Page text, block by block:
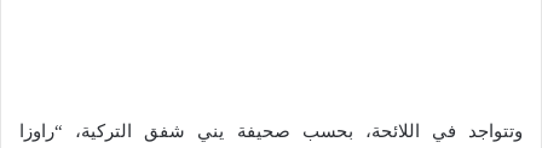
وتتواجد في اللائحة، بحسب صحيفة يني شفق التركية، “راوزا